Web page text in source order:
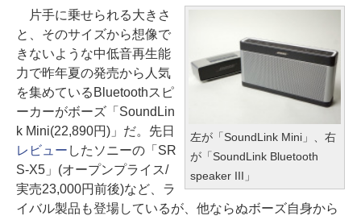
左が「SoundLink Mini」、右
が「SoundLink Bluetooth
speaker III」
片手に乗せられる大きさ
と、そのサイズから想像で
きないような中低音再生能
力で昨年夏の発売から人気
を集めているBluetoothスピ
ーカーがボーズ「SoundLin
k Mini(22,890円)」だ。先日
レビュー したソニーの「SR
S-X5」(オープンプライス/
実売23,000円前後)など、ラ
イバル製品も登場しているが、他ならぬボーズ自身から